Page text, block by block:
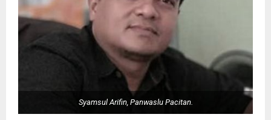
Syamsul Arifin, Panwaslu Pacitan.